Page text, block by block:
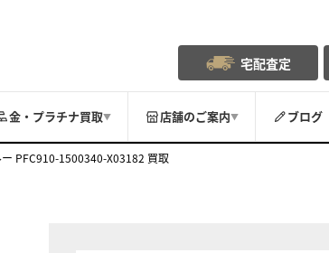
宅配査定
金・プラチナ買取▼ 店舗のご案内▼ ブログ
PFC910-1500340-X03182 買取